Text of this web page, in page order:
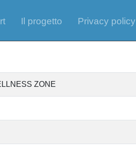
Il progetto Privacy policy
ZONE